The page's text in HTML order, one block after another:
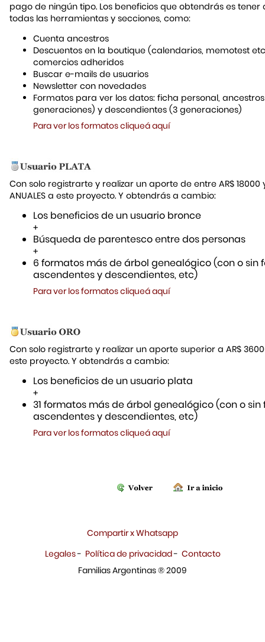
pago de ningún tipo. Los beneficios que obtendrás es tener
todas las herramientas y secciones, como:
Cuenta ancestros
Descuentos en la boutique (calendarios, memotest
comercios adheridos
Buscar e-mails de usuarios
Newsletter con novedades
Formatos para ver los datos: ficha personal,
generaciones) y descendientes (3 generaciones)
Para ver los formatos cliqueá aquí
Con solo registrarte y realizar un aporte de entre AR$ 18000
ANUALES a este proyecto. Y obtendrás a cambio:
Los beneficios de un usuario bronce
+
Búsqueda de parentesco entre dos personas
+
6 formatos más de árbol genealógico (con o sin
ascendentes y descendientes, etc)
Para ver los formatos cliqueá aquí
Con solo registrarte y realizar un aporte superior a AR$
este proyecto. Y obtendrás a cambio:
Los beneficios de un usuario plata
+
31 formatos más de árbol genealógico (con o sin
ascendentes y descendientes, etc)
Para ver los formatos cliqueá aquí
Compartir x Whatsapp
Legales- Política de privacidad- Contacto
Familias Argentinas ® 2009